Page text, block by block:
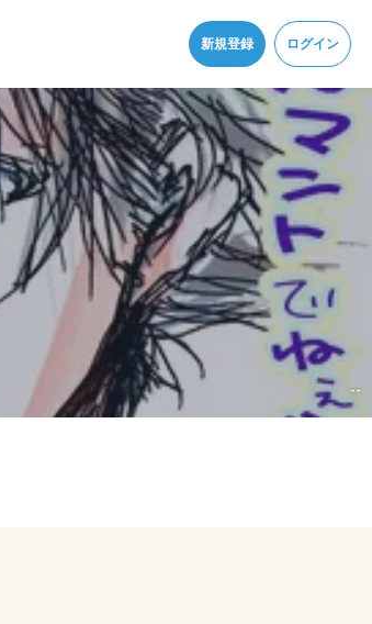
新規登録
ログイン
--